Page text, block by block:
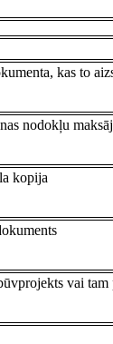
kas to
nodokļu
kopija
vai